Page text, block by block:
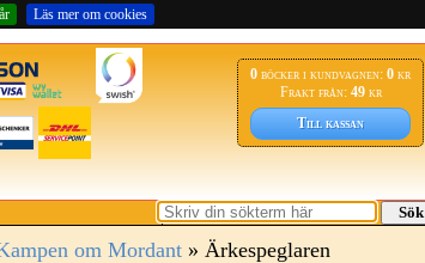
Läs mer om cookies
0 böcker i kundvagnen:0kr
Frakt från: 49kr
Till kassan
Sök
om Mordant» Ärkespeglaren